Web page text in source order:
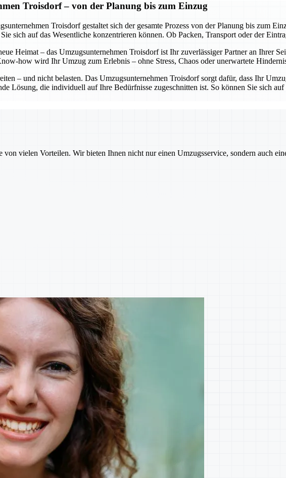
Troisdorf – von der Planung bis zum Einzug
Troisdorf gestaltet sich der gesamte Prozess von der Planung bis zum
sich auf das Wesentliche konzentrieren können. Ob Packen, Transport oder der
Heimat – das Umzugsunternehmen Troisdorf ist Ihr zuverlässiger Partner an Ihrer
how wird Ihr Umzug zum Erlebnis – ohne Stress, Chaos oder unerwartete
– und nicht belasten. Das Umzugsunternehmen Troisdorf sorgt dafür, dass Ihr
Lösung, die individuell auf Ihre Bedürfnisse zugeschnitten ist. So können Sie sich
vielen Vorteilen. Wir bieten Ihnen nicht nur einen Umzugsservice, sondern auch